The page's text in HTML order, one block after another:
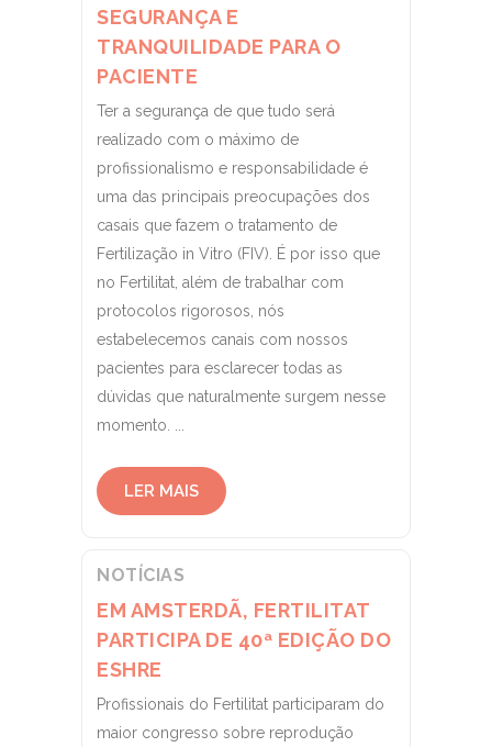
SEGURANÇA E
TRANQUILIDADE PARA O
PACIENTE
Ter a segurança de que tudo será
realizado com o máximo de
profissionalismo e responsabilidade é
uma das principais preocupações dos
casais que fazem o tratamento de
Fertilização in Vitro (FIV). É por isso que
no Fertilitat, além de trabalhar com
protocolos rigorosos, nós
estabelecemos canais com nossos
pacientes para esclarecer todas as
dúvidas que naturalmente surgem nesse
momento. ...
LER MAIS
NOTÍCIAS
EM AMSTERDÃ, FERTILITAT
PARTICIPA DE 40ª EDIÇÃO DO
ESHRE
Profissionais do Fertilitat participaram do
maior congresso sobre reprodução